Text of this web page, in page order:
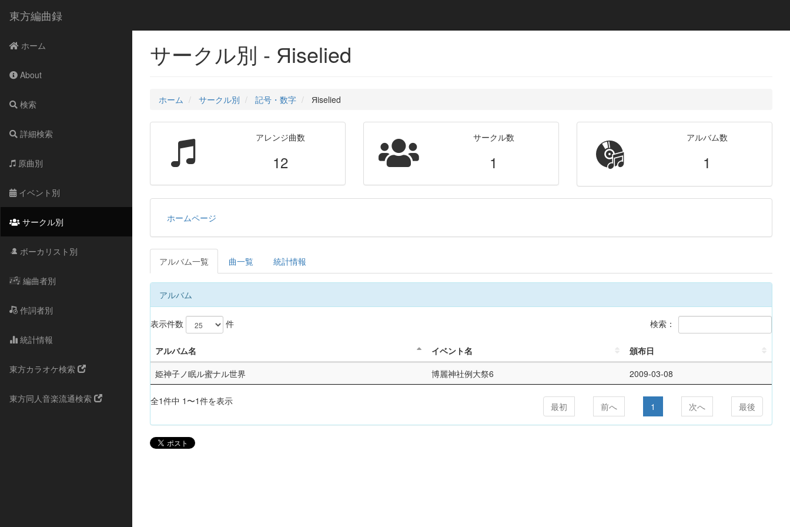
東方編曲録
ホーム
About
検索
詳細検索
原曲別
イベント別
サークル別
ボーカリスト別
編曲者別
作詞者別
統計情報
東方カラオケ検索
東方同人音楽流通検索
サークル別 - Яiselied
ホーム サークル別 記号・数字 Яiselied
アレンジ曲数
12
サークル数
1
アルバム数
1
ホームページ
アルバム一覧 曲一覧 統計情報
アルバム
表示件数 件 検索：
アルバム名 イベント名
頒布日
姫神子ノ眠ル蜜ナル世界
博麗神社例大祭6 2009-03-08
全1件中 1〜1件を表示 最初 前へ 1 次へ 最後